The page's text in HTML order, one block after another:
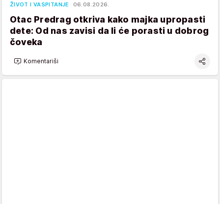
ŽIVOT I VASPITANJE 06.08.2026.
Otac Predrag otkriva kako majka upropasti
dete: Od nas zavisi da li će porasti u dobrog
čoveka
Komentariši